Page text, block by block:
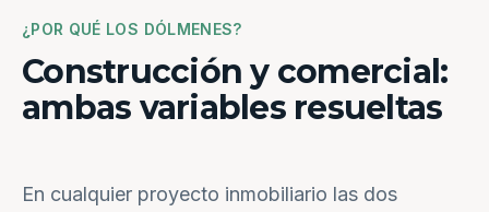
¿POR QUÉ LOS DÓLMENES?
Construcción y comercial:
ambas variables resueltas
En cualquier proyecto inmobiliario las dos